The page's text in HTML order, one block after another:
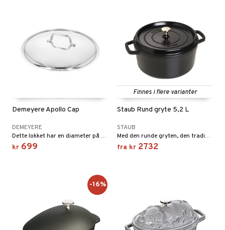
Demeyere Apollo Cap
DEMEYERE
Dette lokket har en diameter på 28 cm og passer til alle Demeyere Apollo-gryter med samme mål.
kr 699
Finnes i flere varianter
Staub Rund gryte 5,2 L
STAUB
Med den runde gryten, den tradisjonelle franske stekegryten, lykkes du med mange gryteretter og deilige gryter.
fra kr 2732
-16%